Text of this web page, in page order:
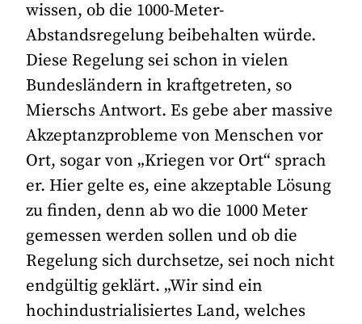
wissen, ob die 1000-Meter-
Abstandsregelung beibehalten würde.
Diese Regelung sei schon in vielen
Bundesländern in kraftgetreten, so
Mierschs Antwort. Es gebe aber massive
Akzeptanzprobleme von Menschen vor
Ort, sogar von „Kriegen vor Ort“ sprach
er. Hier gelte es, eine akzeptable Lösung
zu finden, denn ab wo die 1000 Meter
gemessen werden sollen und ob die
Regelung sich durchsetze, sei noch nicht
endgültig geklärt. „Wir sind ein
hochindustrialisiertes Land, welches